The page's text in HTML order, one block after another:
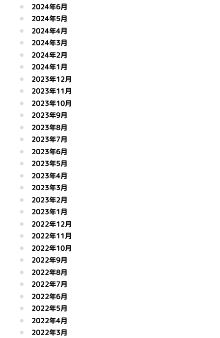
2024年6月
2024年5月
2024年4月
2024年3月
2024年2月
2024年1月
2023年12月
2023年11月
2023年10月
2023年9月
2023年8月
2023年7月
2023年6月
2023年5月
2023年4月
2023年3月
2023年2月
2023年1月
2022年12月
2022年11月
2022年10月
2022年9月
2022年8月
2022年7月
2022年6月
2022年5月
2022年4月
2022年3月